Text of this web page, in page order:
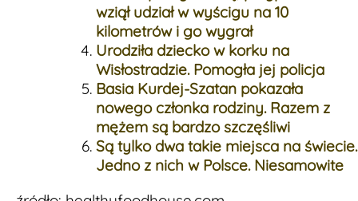
wziął udział w wyścigu na 10
kilometrów i go wygrał
Urodziła dziecko w korku na
Wisłostradzie. Pomogła jej policja
Basia Kurdej-Szatan pokazała
nowego członka rodziny. Razem z
mężem są bardzo szczęśliwi
Są tylko dwa takie miejsca na świecie.
Jedno z nich w Polsce. Niesamowite